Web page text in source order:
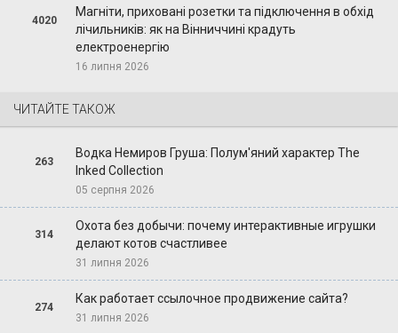
4020
Магніти, приховані розетки та підключення в обхід
лічильників: як на Вінниччині крадуть
електроенергію
16 липня 2026
ЧИТАЙТЕ ТАКОЖ
263
Водка Немиров Груша: Полум'яний характер The
Inked Collection
05 серпня 2026
314
Охота без добычи: почему интерактивные игрушки
делают котов счастливее
31 липня 2026
274
Как работает ссылочное продвижение сайта?
31 липня 2026